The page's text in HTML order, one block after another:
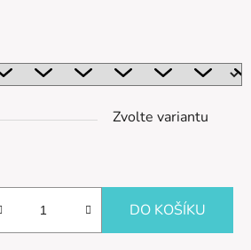
Zvolte variantu
DO KOŠÍKU